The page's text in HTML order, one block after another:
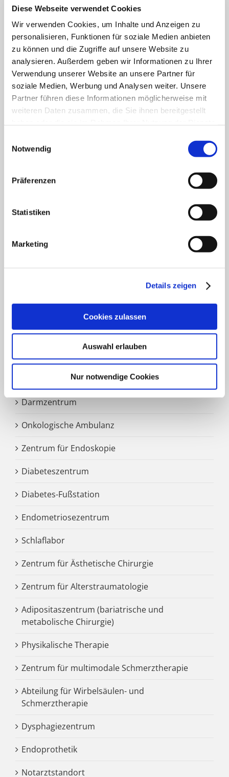
Diese Webseite verwendet Cookies
Wir verwenden Cookies, um Inhalte und Anzeigen zu
personalisieren, Funktionen für soziale Medien anbieten
zu können und die Zugriffe auf unsere Website zu
analysieren. Außerdem geben wir Informationen zu Ihrer
Verwendung unserer Website an unsere Partner für
soziale Medien, Werbung und Analysen weiter. Unsere
Partner führen diese Informationen möglicherweise mit
weiteren Daten zusammen, die Sie ihnen bereitgestellt
Notwendig
Präferenzen
Statistiken
Marketing
Details zeigen
Cookies zulassen
Auswahl erlauben
Nur notwendige Cookies
FACHBEREICHE
Klinik für Allgemein-, Viszeral- und minimal-
invasive Chirurgie
Klinik für Anästhesiologie & Intensivmedizin
Klinik für Innere Medizin Goethestraße
Klinik für Innere Medizin Schützenstraße
Klinik für Orthopädie & Unfallchirurgie
Klinik für Plastische und Ästhetische Chirurgie,
Gefäß- und Handchirurgie
HNO Belegabteilung
Zentrale Notaufnahme
Märkisches Brustzentrum
Darmzentrum
Onkologische Ambulanz
Zentrum für Endoskopie
Diabeteszentrum
Diabetes-Fußstation
Endometriosezentrum
Schlaflabor
Zentrum für Ästhetische Chirurgie
Zentrum für Alterstraumatologie
Adipositaszentrum (bariatrische und
metabolische Chirurgie)
Physikalische Therapie
Zentrum für multimodale Schmerztherapie
Abteilung für Wirbelsäulen- und
Schmerztherapie
Dysphagiezentrum
Endoprothetik
Notarztstandort